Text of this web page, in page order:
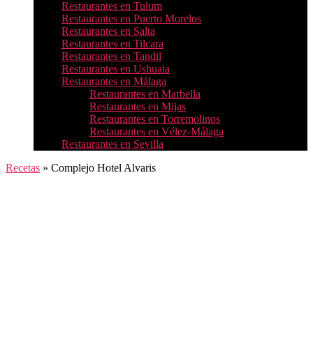
Restaurantes en Tulum
Restaurantes en Puerto Morelos
Restaurantes en Salta
Restaurantes en Tilcara
Restaurantes en Tandil
Restaurantes en Ushuaia
Restaurantes en Málaga
Restaurantes en Marbella
Restaurantes en Mijas
Restaurantes en Torremolinos
Restaurantes en Vélez-Málaga
Restaurantes en Sevilla
Recetas » Complejo Hotel Alvaris